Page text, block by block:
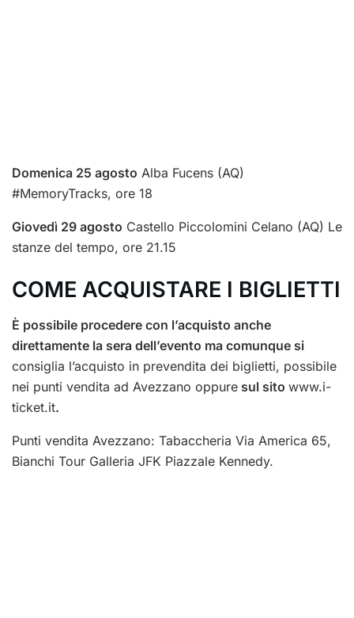
Domenica 25 agosto Alba Fucens (AQ)
#MemoryTracks, ore 18
Giovedì 29 agosto Castello Piccolomini Celano (AQ) Le
stanze del tempo, ore 21.15
COME ACQUISTARE I BIGLIETTI
È possibile procedere con l’acquisto anche
direttamente la sera dell’evento ma comunque si
consiglia l’acquisto in prevendita dei biglietti, possibile
nei punti vendita ad Avezzano oppure sul sito www.i-
ticket.it.
Punti vendita Avezzano: Tabaccheria Via America 65,
Bianchi Tour Galleria JFK Piazzale Kennedy.